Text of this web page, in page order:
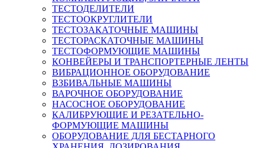
ТЕСТОДЕЛИТЕЛИ
ТЕСТООКРУГЛИТЕЛИ
ТЕСТОЗАКАТОЧНЫЕ МАШИНЫ
ТЕСТОРАСКАТОЧНЫЕ МАШИНЫ
ТЕСТОФОРМУЮЩИЕ МАШИНЫ
КОНВЕЙЕРЫ И ТРАНСПОРТЕРНЫЕ ЛЕНТЫ
ВИБРАЦИОННОЕ ОБОРУДОВАНИЕ
ВЗБИВАЛЬНЫЕ МАШИНЫ
ВАРОЧНОЕ ОБОРУДОВАНИЕ
НАСОСНОЕ ОБОРУДОВАНИЕ
КАЛИБРУЮЩИЕ И РЕЗАТЕЛЬНО-
ФОРМУЮЩИЕ МАШИНЫ
ОБОРУДОВАНИЕ ДЛЯ БЕСТАРНОГО